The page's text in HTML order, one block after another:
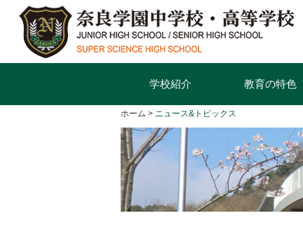
学校紹介 教育の特色
ホーム ニュース&トピックス